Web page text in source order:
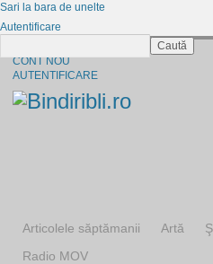
CONT NOU
AUTENTIFICARE
Articolele săptămanii Artă
Radio MOV
Sari la bara de unelte
Autentificare
Caută